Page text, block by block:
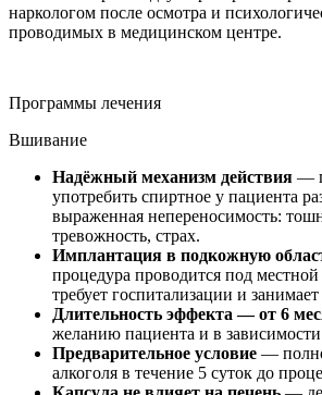
наркологом после осмотра и
проводимых в медицинском центре.
Программы лечения
Вшивание
Надёжный механизм действия —
употребить спиртное у пациента
выраженная непереносимость:
тревожность, страх.
Имплантация в подкожную
процедура проводится под местной
требует госпитализации и
Длительность эффекта — от 6
желанию пациента и в зависимости
Предварительное условие —
алкоголя в течение 5 суток до